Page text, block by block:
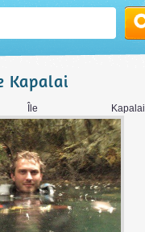
Kapalai
Île Kapalai